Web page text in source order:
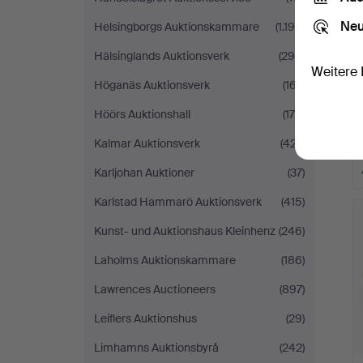
Helsingborgs Auktionskammare
(1.194)
Hälsinglands Auktionsverk
(298)
Höganäs Auktionsverk
(167)
Höörs Auktionshall
(175)
Kalmar Auktionsverk
(427)
Karljohan Auktioner
(37)
Karlstad Hammarö Auktionsverk
(415)
Kunst- und Auktionshaus Kleinhenz (246)
Laholms Auktionskammare
(186)
Lawrences Auctioneers
(897)
Leiflers Auktionshus
(29)
Limhamns Auktionsbyrå
(242)
Weitere